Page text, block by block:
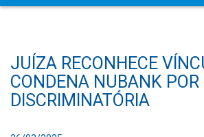
JUÍZA RECONHECE
CONDENA NUBANK
DISCRIMINATÓRIA